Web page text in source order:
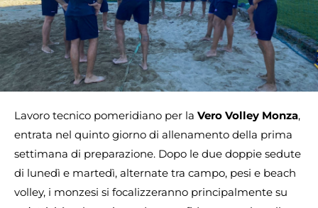
Lavoro tecnico pomeridiano per la Vero Volley Monza,
entrata nel quinto giorno di allenamento della prima
settimana di preparazione. Dopo le due doppie sedute
di lunedì e martedì, alternate tra campo, pesi e beach
volley, i monzesi si focalizzeranno principalmente su